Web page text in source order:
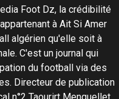
Foot Dz, la crédibilité
à Ait Si Amer
algérien qu'elle soit à
C'est un journal qui
du football via des
Directeur de publication